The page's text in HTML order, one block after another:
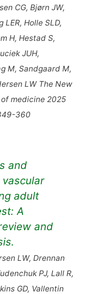
CG, Bjørn JW,
LER, Holle SLD,
H, Hestad S,
JUH,
M, Sandgaard M,
LW The New
medicine 2025
360
and
adult
A
and
LW, Drennan
PJ, Lall R,
GD, Vallentin